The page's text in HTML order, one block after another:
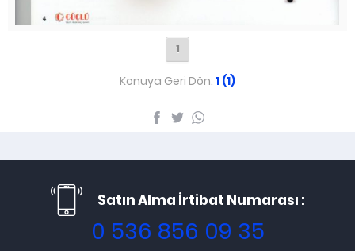
1
Konuya Geri Dön: 1 (1)
Satın Alma İrtibat Numarası :
0 536 856 09 35